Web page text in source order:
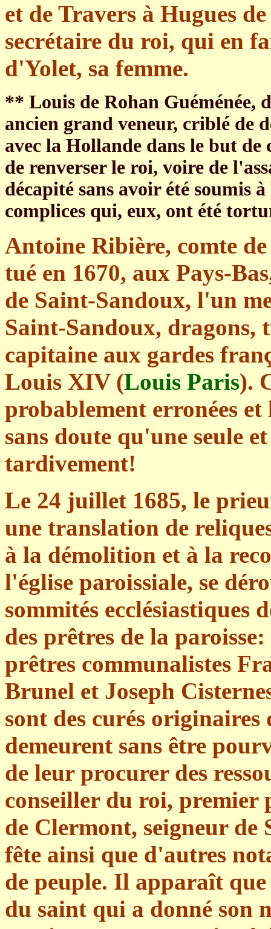
et de Travers à Hugues
secrétaire du roi, qui en
d'Yolet, sa femme.
** Louis de Rohan Guéménée,
ancien grand veneur, criblé de
avec la Hollande dans le but
de renverser le roi, voire de
décapité sans avoir été soumis
complices qui, eux, ont été
Antoine Ribière, comte
tué en 1670, aux Pays-
de Saint-Sandoux, l'un
Saint-Sandoux, dragons,
capitaine aux gardes
Louis XIV (Louis Paris).
probablement erronées et
sans doute qu'une seule
tardivement!
Le 24 juillet 1685, le
une translation de
à la démolition et à la
l'église paroissiale, se
sommités
des prêtres de la
prêtres communalistes
Brunel et Joseph
sont des curés originaires
demeurent sans être
de leur procurer des
conseiller du roi, premier
de Clermont, seigneur de
fête ainsi que d'autres
de peuple. Il apparaît que
du saint qui a donné son